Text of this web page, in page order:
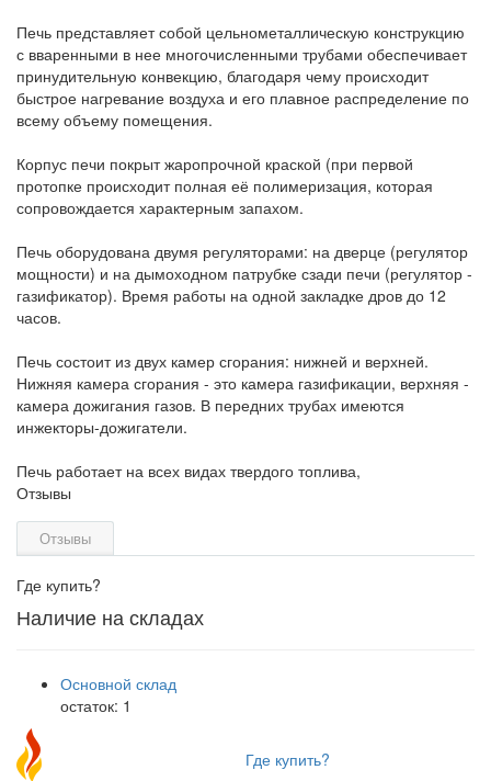
Печь представляет собой цельнометаллическую конструкцию
с вваренными в нее многочисленными трубами обеспечивает
принудительную конвекцию, благодаря чему происходит
быстрое нагревание воздуха и его плавное распределение по
всему объему помещения.
Корпус печи покрыт жаропрочной краской (при первой
протопке происходит полная её полимеризация, которая
сопровождается характерным запахом.
Печь оборудована двумя регуляторами: на дверце (регулятор
мощности) и на дымоходном патрубке сзади печи (регулятор -
газификатор). Время работы на одной закладке дров до 12
часов.
Печь состоит из двух камер сгорания: нижней и верхней.
Нижняя камера сгорания - это камера газификации, верхняя -
камера дожигания газов. В передних трубах имеются
инжекторы-дожигатели.
Печь работает на всех видах твердого топлива,
Отзывы
Отзывы
Где купить?
Наличие на складах
Основной склад
остаток: 1
Где купить?